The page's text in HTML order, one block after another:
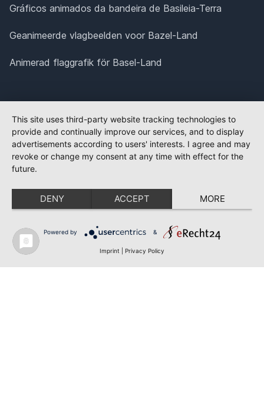
Gráficos animados da bandeira de Basileia-Terra
Geanimeerde vlagbeelden voor Bazel-Land
Animerad flaggrafik för Basel-Land
This site uses third-party website tracking technologies to
provide and continually improve our services, and to display
advertisements according to users' interests. I agree and may
revoke or change my consent at any time with effect for the
future.
DENY ACCEPT MORE
Powered by &
Imprint Privacy Policy